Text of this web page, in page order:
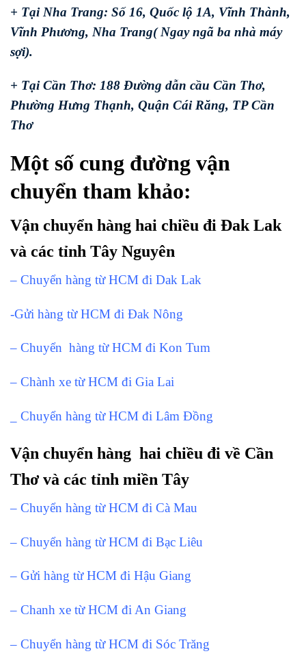
+ Tại Nha Trang: Số 16, Quốc lộ 1A, Vĩnh Thành,
Vĩnh Phương, Nha Trang( Ngay ngã ba nhà máy
sợi).
+ Tại Cần Thơ: 188 Đường dẫn cầu Cần Thơ,
Phường Hưng Thạnh, Quận Cái Răng, TP Cần
Thơ
Một số cung đường vận
chuyển tham khảo:
Vận chuyển hàng hai chiều đi Đak Lak
và các tỉnh Tây Nguyên
– Chuyển hàng từ HCM đi Dak Lak
-Gửi hàng từ HCM đi Đak Nông
– Chuyển hàng từ HCM đi Kon Tum
– Chành xe từ HCM đi Gia Lai
_ Chuyển hàng từ HCM đi Lâm Đồng
Vận chuyển hàng hai chiều đi về Cần
Thơ và các tỉnh miền Tây
– Chuyển hàng từ HCM đi Cà Mau
– Chuyển hàng từ HCM đi Bạc Liêu
– Gửi hàng từ HCM đi Hậu Giang
– Chanh xe từ HCM đi An Giang
– Chuyển hàng từ HCM đi Sóc Trăng